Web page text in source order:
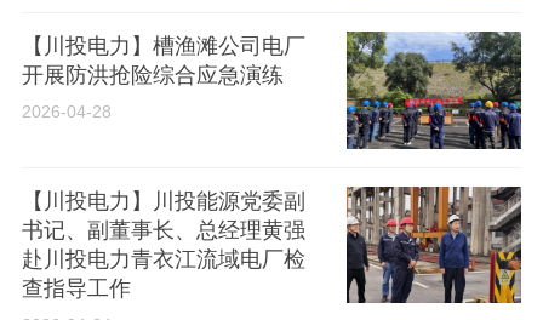
【川投电力】槽渔滩公司电厂
开展防洪抢险综合应急演练
2026-04-28
【川投电力】川投能源党委副
书记、副董事长、总经理黄强
赴川投电力青衣江流域电厂检
查指导工作